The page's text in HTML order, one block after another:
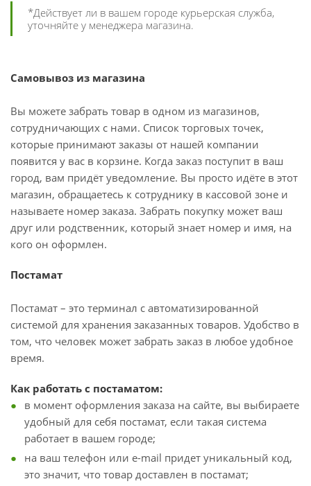
*Действует ли в вашем городе курьерская служба,
уточняйте у менеджера магазина.
Самовывоз из магазина
Вы можете забрать товар в одном из магазинов,
сотрудничающих с нами. Список торговых точек,
которые принимают заказы от нашей компании
появится у вас в корзине. Когда заказ поступит в ваш
город, вам придёт уведомление. Вы просто идёте в этот
магазин, обращаетесь к сотруднику в кассовой зоне и
называете номер заказа. Забрать покупку может ваш
друг или родственник, который знает номер и имя, на
кого он оформлен.
Постамат
Постамат – это терминал с автоматизированной
системой для хранения заказанных товаров. Удобство в
том, что человек может забрать заказ в любое удобное
время.
Как работать с постаматом:
в момент оформления заказа на сайте, вы выбираете
удобный для себя постамат, если такая система
работает в вашем городе;
на ваш телефон или e-mail придет уникальный код,
это значит, что товар доставлен в постамат;